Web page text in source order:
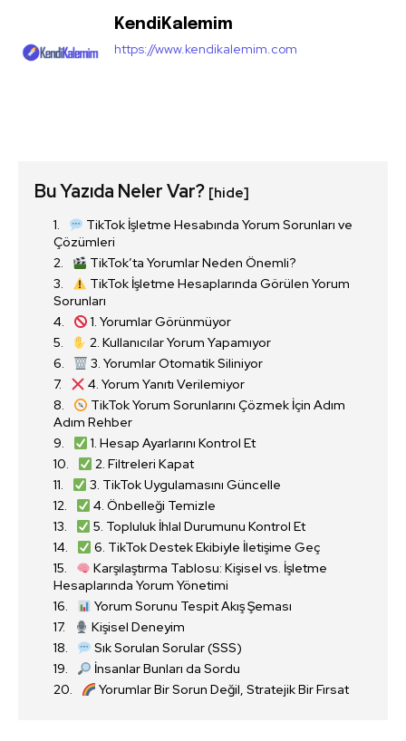
KendiKalemim
https://www.kendikalemim.com
Bu Yazıda Neler Var? [hide]
TikTok İşletme Hesabında Yorum Sorunları ve
Çözümleri
TikTok’ta Yorumlar Neden Önemli?
TikTok İşletme Hesaplarında Görülen Yorum
Sorunları
1. Yorumlar Görünmüyor
2. Kullanıcılar Yorum Yapamıyor
3. Yorumlar Otomatik Siliniyor
4. Yorum Yanıtı Verilemiyor
TikTok Yorum Sorunlarını Çözmek İçin Adım
Adım Rehber
1. Hesap Ayarlarını Kontrol Et
2. Filtreleri Kapat
3. TikTok Uygulamasını Güncelle
4. Önbelleği Temizle
5. Topluluk İhlal Durumunu Kontrol Et
6. TikTok Destek Ekibiyle İletişime Geç
Karşılaştırma Tablosu: Kişisel vs. İşletme
Hesaplarında Yorum Yönetimi
Yorum Sorunu Tespit Akış Şeması
Kişisel Deneyim
Sık Sorulan Sorular (SSS)
İnsanlar Bunları da Sordu
Yorumlar Bir Sorun Değil, Stratejik Bir Fırsat